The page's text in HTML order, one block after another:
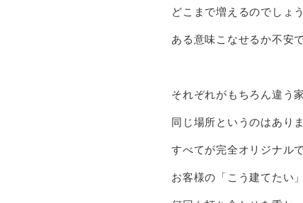
どこまで増えるのでしょ
ある意味こなせるか不安
それぞれがもちろん違う家
同じ場所というのはあり
すべてが完全オリジナルで
お客様の「こう建てたい